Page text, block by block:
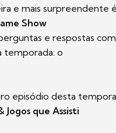
e mais surpreendente
Show
e respostas
temporada: o
episódio desta
Jogos que Assisti